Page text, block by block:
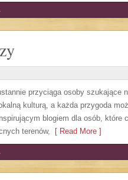
przyciąga osoby szukające
kulturą, a każda przygoda
blogiem dla osób, które
terenów, [ Read More ]